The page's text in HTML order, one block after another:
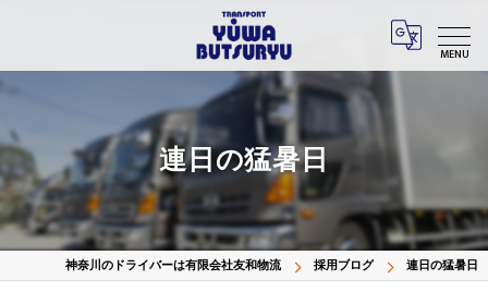
MENU
連日の猛暑日
神奈川のドライバーは有限会社友和物流 採用ブログ 連日の猛暑日